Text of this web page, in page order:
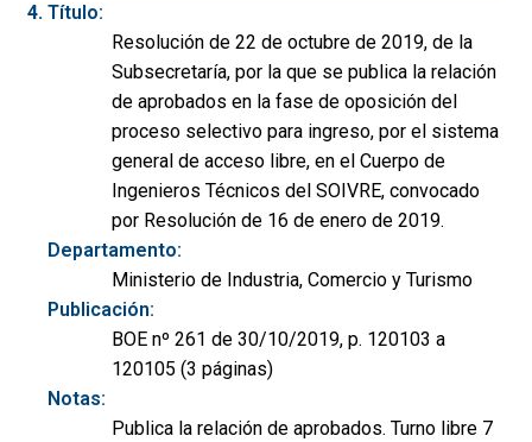
Título:
Resolución de 22 de octubre de 2019, de la
Subsecretaría, por la que se publica la relación
de aprobados en la fase de oposición del
proceso selectivo para ingreso, por el sistema
general de acceso libre, en el Cuerpo de
Ingenieros Técnicos del SOIVRE, convocado
por Resolución de 16 de enero de 2019.
Departamento:
Ministerio de Industria, Comercio y Turismo
Publicación:
BOE nº 261 de 30/10/2019, p. 120103 a
120105 (3 páginas)
Notas:
Publica la relación de aprobados. Turno libre 7